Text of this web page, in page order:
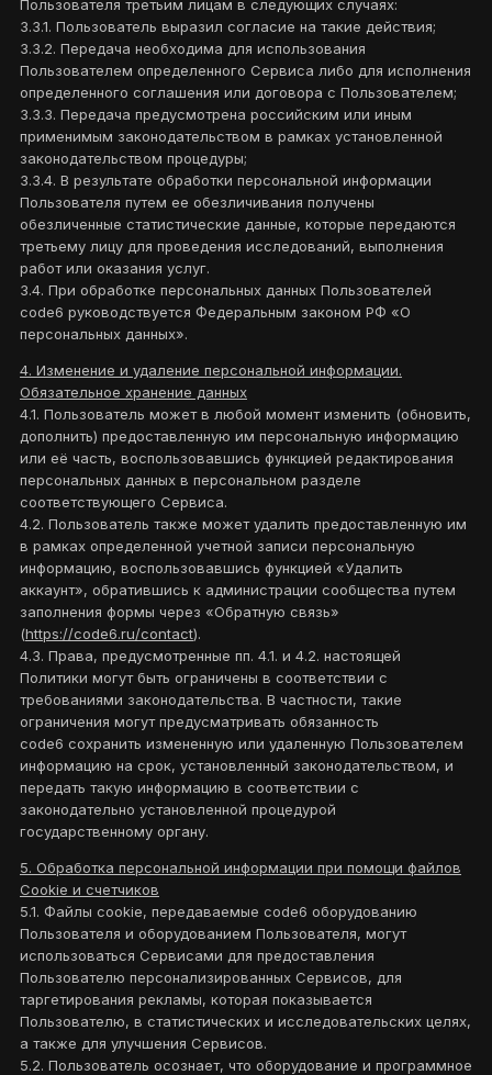
Пользователя третьим лицам в следующих случаях:
3.3.1. Пользователь выразил согласие на такие действия;
3.3.2. Передача необходима для использования
Пользователем определенного Сервиса либо для исполнения
определенного соглашения или договора с Пользователем;
3.3.3. Передача предусмотрена российским или иным
применимым законодательством в рамках установленной
законодательством процедуры;
3.3.4. В результате обработки персональной информации
Пользователя путем ее обезличивания получены
обезличенные статистические данные, которые передаются
третьему лицу для проведения исследований, выполнения
работ или оказания услуг.
3.4. При обработке персональных данных Пользователей
code6 руководствуется Федеральным законом РФ «О
персональных данных».
4. Изменение и удаление персональной информации.
Обязательное хранение данных
4.1. Пользователь может в любой момент изменить (обновить,
дополнить) предоставленную им персональную информацию
или её часть, воспользовавшись функцией редактирования
персональных данных в персональном разделе
соответствующего Сервиса.
4.2. Пользователь также может удалить предоставленную им
в рамках определенной учетной записи персональную
информацию, воспользовавшись функцией «Удалить
аккаунт», обратившись к администрации сообщества путем
заполнения формы через «Обратную связь»
(https://code6.ru/contact).
4.3. Права, предусмотренные пп. 4.1. и 4.2. настоящей
Политики могут быть ограничены в соответствии с
требованиями законодательства. В частности, такие
ограничения могут предусматривать обязанность
code6 сохранить измененную или удаленную Пользователем
информацию на срок, установленный законодательством, и
передать такую информацию в соответствии с
законодательно установленной процедурой
государственному органу.
5. Обработка персональной информации при помощи файлов
Cookie и счетчиков
5.1. Файлы cookie, передаваемые code6 оборудованию
Пользователя и оборудованием Пользователя, могут
использоваться Сервисами для предоставления
Пользователю персонализированных Сервисов, для
таргетирования рекламы, которая показывается
Пользователю, в статистических и исследовательских целях,
а также для улучшения Сервисов.
5.2. Пользователь осознает, что оборудование и программное